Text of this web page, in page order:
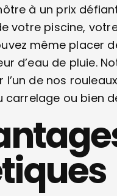
à un prix
votre piscine,
même placer
d’eau de pluie.
l’un de nos
carrelage ou bien